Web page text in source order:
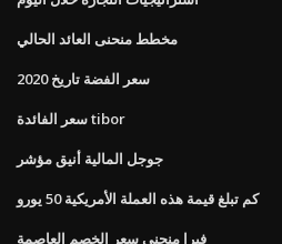
مخطط منحنى العائد الحالي
سعر الفضة تاريخ 2020
سعر الفائدة tibor
جوجل المالية أنيق مؤشر
كم تبلغ قيمة هذه العملة الأمريكية 50 يورو
فيرا منحنى سعر الخصم العاصمة